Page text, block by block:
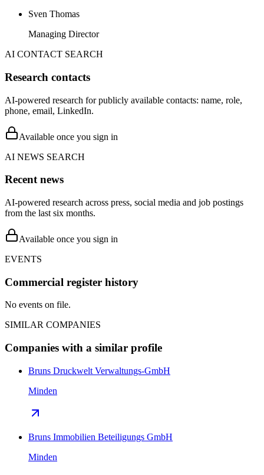
Sven Thomas
Managing Director
AI CONTACT SEARCH
Research contacts
AI-powered research for publicly available contacts: name, role,
phone, email, LinkedIn.
Available once you sign in
AI NEWS SEARCH
Recent news
AI-powered research across press, social media and job postings
from the last six months.
Available once you sign in
EVENTS
Commercial register history
No events on file.
SIMILAR COMPANIES
Companies with a similar profile
Bruns Druckwelt Verwaltungs-GmbH
Minden
Bruns Immobilien Beteiligungs GmbH
Minden